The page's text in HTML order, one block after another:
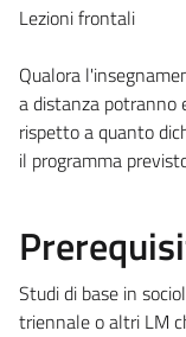
Lezioni frontali
Qualora
a distanza potranno
rispetto a quanto
il programma
Studi di base in
triennale o altri LM